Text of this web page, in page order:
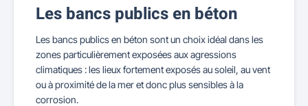
Les bancs publics en béton
Les bancs publics en béton sont un choix idéal dans les
zones particulièrement exposées aux agressions
climatiques : les lieux fortement exposés au soleil, au vent
ou à proximité de la mer et donc plus sensibles à la
corrosion.